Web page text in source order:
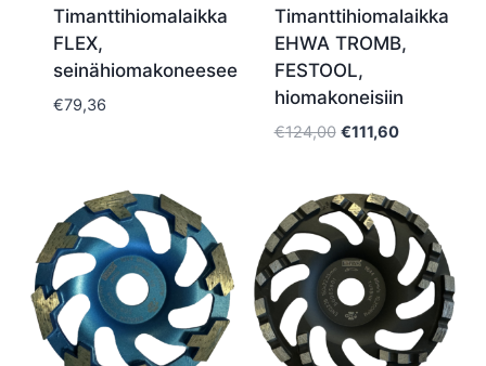
Timanttihiomalaikka
FLEX,
seinähiomakoneeseen
€79,36
Timanttihiomalaikka
EHWA TROMB,
FESTOOL,
hiomakoneisiin
€124,00 Alkuperäinen
€124,00.
€111,60Nykyinen
€111,60.